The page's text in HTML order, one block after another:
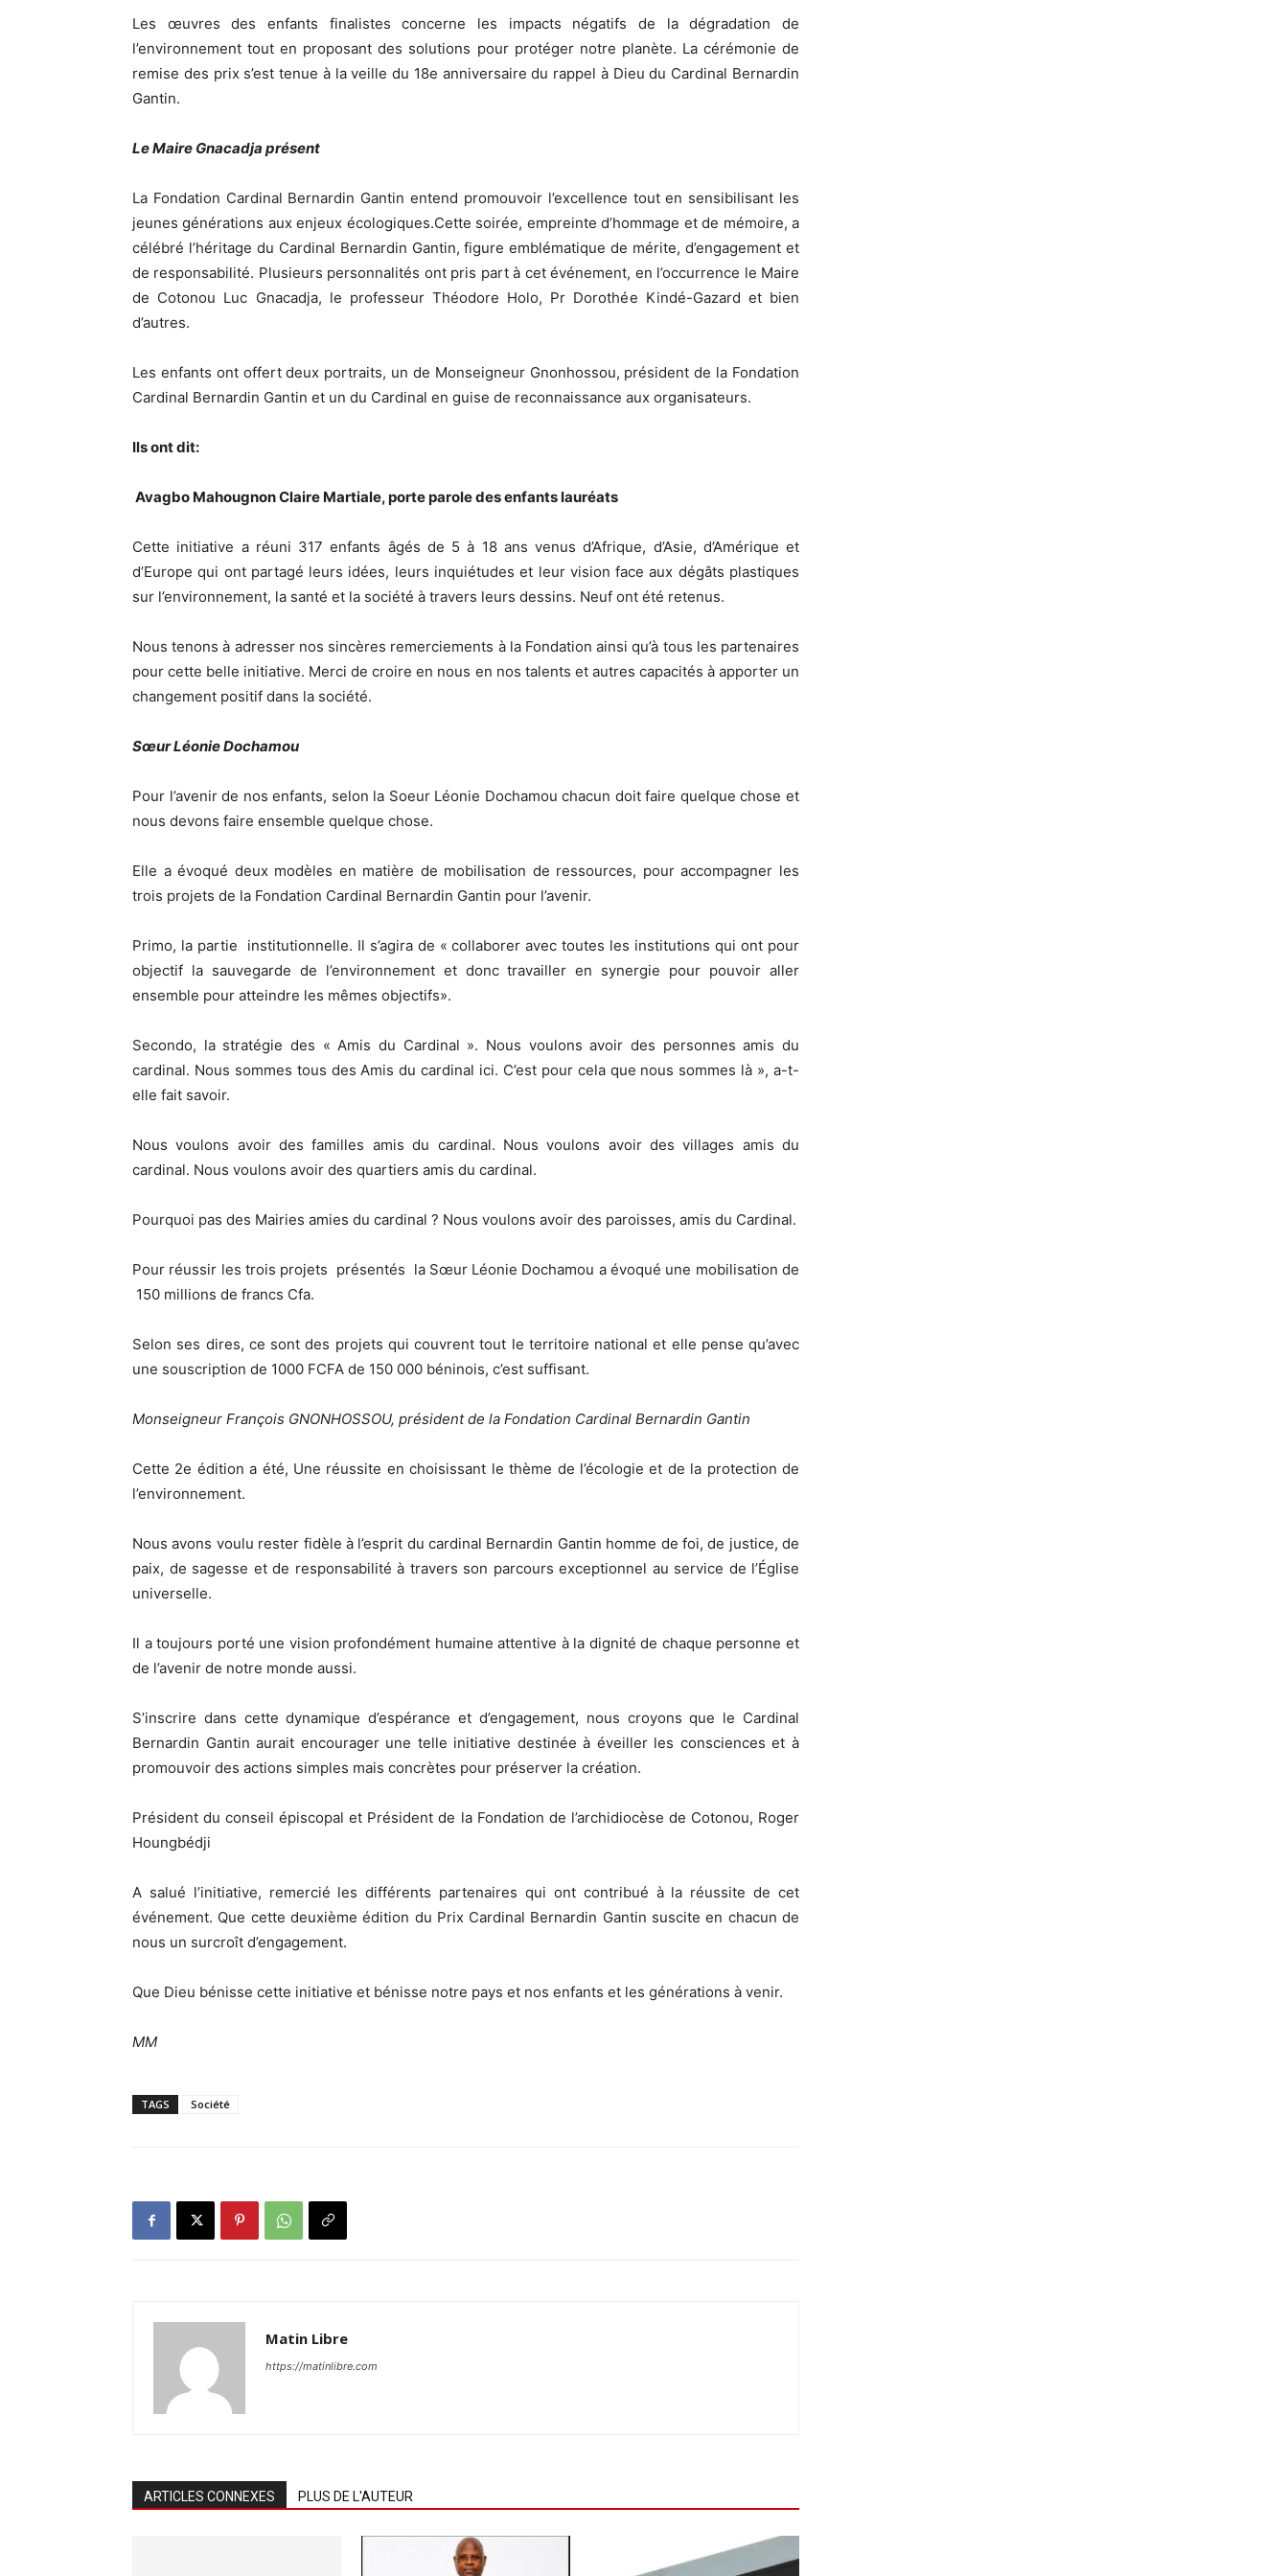
Les œuvres des enfants finalistes concerne les impacts négatifs de la dégradation de
l’environnement tout en proposant des solutions pour protéger notre planète. La cérémonie de
remise des prix s’est tenue à la veille du 18e anniversaire du rappel à Dieu du Cardinal Bernardin
Gantin.
Le Maire Gnacadja présent
La Fondation Cardinal Bernardin Gantin entend promouvoir l’excellence tout en sensibilisant les
jeunes générations aux enjeux écologiques.Cette soirée, empreinte d’hommage et de mémoire, a
célébré l’héritage du Cardinal Bernardin Gantin, figure emblématique de mérite, d’engagement et
de responsabilité. Plusieurs personnalités ont pris part à cet événement, en l’occurrence le Maire
de Cotonou Luc Gnacadja, le professeur Théodore Holo, Pr Dorothée Kindé-Gazard et bien
d’autres.
Les enfants ont offert deux portraits, un de Monseigneur Gnonhossou, président de la Fondation
Cardinal Bernardin Gantin et un du Cardinal en guise de reconnaissance aux organisateurs.
Ils ont dit:
Avagbo Mahougnon Claire Martiale, porte parole des enfants lauréats
Cette initiative a réuni 317 enfants âgés de 5 à 18 ans venus d’Afrique, d’Asie, d’Amérique et
d’Europe qui ont partagé leurs idées, leurs inquiétudes et leur vision face aux dégâts plastiques
sur l’environnement, la santé et la société à travers leurs dessins. Neuf ont été retenus.
Nous tenons à adresser nos sincères remerciements à la Fondation ainsi qu’à tous les partenaires
pour cette belle initiative. Merci de croire en nous en nos talents et autres capacités à apporter un
changement positif dans la société.
Sœur Léonie Dochamou
Pour l’avenir de nos enfants, selon la Soeur Léonie Dochamou chacun doit faire quelque chose et
nous devons faire ensemble quelque chose.
Elle a évoqué deux modèles en matière de mobilisation de ressources, pour accompagner les
trois projets de la Fondation Cardinal Bernardin Gantin pour l’avenir.
Primo, la partie institutionnelle. Il s’agira de « collaborer avec toutes les institutions qui ont pour
objectif la sauvegarde de l’environnement et donc travailler en synergie pour pouvoir aller
ensemble pour atteindre les mêmes objectifs».
Secondo, la stratégie des « Amis du Cardinal ». Nous voulons avoir des personnes amis du
cardinal. Nous sommes tous des Amis du cardinal ici. C’est pour cela que nous sommes là », a-t-
elle fait savoir.
Nous voulons avoir des familles amis du cardinal. Nous voulons avoir des villages amis du
cardinal. Nous voulons avoir des quartiers amis du cardinal.
Pourquoi pas des Mairies amies du cardinal ? Nous voulons avoir des paroisses, amis du Cardinal.
Pour réussir les trois projets présentés la Sœur Léonie Dochamou a évoqué une mobilisation de
150 millions de francs Cfa.
Selon ses dires, ce sont des projets qui couvrent tout le territoire national et elle pense qu’avec
une souscription de 1000 FCFA de 150 000 béninois, c’est suffisant.
Monseigneur François GNONHOSSOU, président de la Fondation Cardinal Bernardin Gantin
Cette 2e édition a été, Une réussite en choisissant le thème de l’écologie et de la protection de
l’environnement.
Nous avons voulu rester fidèle à l’esprit du cardinal Bernardin Gantin homme de foi, de justice, de
paix, de sagesse et de responsabilité à travers son parcours exceptionnel au service de l’Église
universelle.
Il a toujours porté une vision profondément humaine attentive à la dignité de chaque personne et
de l’avenir de notre monde aussi.
S’inscrire dans cette dynamique d’espérance et d’engagement, nous croyons que le Cardinal
Bernardin Gantin aurait encourager une telle initiative destinée à éveiller les consciences et à
promouvoir des actions simples mais concrètes pour préserver la création.
Président du conseil épiscopal et Président de la Fondation de l’archidiocèse de Cotonou, Roger
Houngbédji
A salué l’initiative, remercié les différents partenaires qui ont contribué à la réussite de cet
événement. Que cette deuxième édition du Prix Cardinal Bernardin Gantin suscite en chacun de
nous un surcroît d’engagement.
Que Dieu bénisse cette initiative et bénisse notre pays et nos enfants et les générations à venir.
MM
TAGS Société
Matin Libre
https://matinlibre.com
ARTICLES CONNEXES PLUS DE L'AUTEUR